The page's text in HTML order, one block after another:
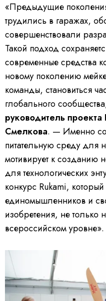
«Предыдущие
трудились в гаражах,
совершенствовали
Такой подход
современные средства
новому поколению
команды, становиться
глобального
руководитель проекта
Смелкова. — Именно
питательную среду для
мотивирует к созданию
для технологических
конкурс Rukami,
единомышленников и
изобретения, не только
всероссийском уровне».